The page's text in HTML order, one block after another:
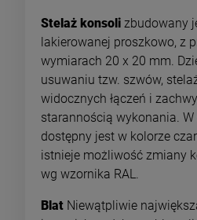
Stelaż konsoli zbudowany
lakierowanej proszkowo, z
wymiarach 20 x 20 mm.
usuwaniu tzw. szwów,
widocznych łączeń i
starannością wykonania.
dostępny jest w kolorze
istnieje możliwość zmiany
wg wzornika RAL.
Blat Niewątpliwie